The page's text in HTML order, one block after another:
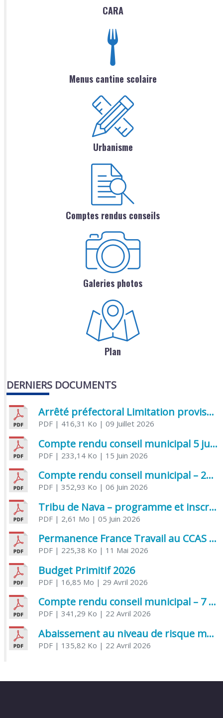
CARA
Menus cantine scolaire
Urbanisme
Comptes rendus conseils
Galeries photos
Plan
DERNIERS DOCUMENTS
Arrêté préfectoral Limitation provisoire des usages de l’eau
PDF| 416,31 Ko | 09 Juillet 2026
Compte rendu conseil municipal 5 juin 2026 sénatoriale
PDF| 233,14 Ko | 15 Juin 2026
Compte rendu conseil municipal – 21 avril 2026
PDF| 352,93 Ko | 06 Juin 2026
Tribu de Nava – programme et inscriptions été 2026
PDF| 2,61 Mo | 05 Juin 2026
Permanence France Travail au CCAS de Saujon Juin 2026
PDF| 225,38 Ko | 11 Mai 2026
Budget Primitif 2026
PDF| 16,85 Mo | 29 Avril 2026
Compte rendu conseil municipal – 7 avril 2026
PDF| 341,29 Ko | 22 Avril 2026
Abaissement au niveau de risque modéré de l’Influenza aviaire
PDF| 135,82 Ko | 22 Avril 2026